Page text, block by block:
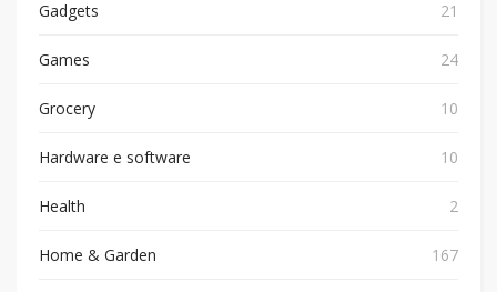
Gadgets 21
Games 24
Grocery 10
Hardware e software 10
Health 2
Home & Garden 167